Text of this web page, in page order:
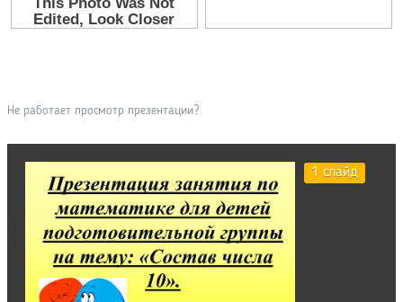
Не работает просмотр презентации?
1 слайд